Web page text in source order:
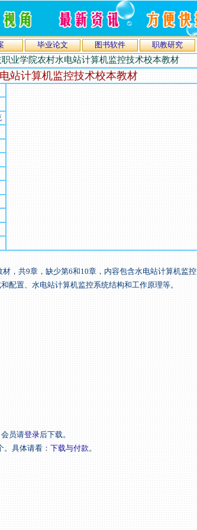
毕业论文 图书软件 职教研究
业学院农村水电站计算机监控技术校本教材
站计算机监控技术校本教材
共9章，缺少第6和10章，内容包含水电站计算机监控
配置、水电站计算机监控系统结构和工作原理等。
会员请登录后下载。
具体请看：下载与付款。